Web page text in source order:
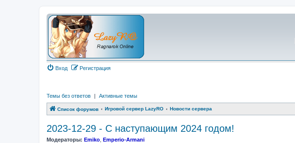
Вход Регистрация
Темы без ответов | Активные темы
Список форумов Игровой сервер LazyRO Новости сервера
2023-12-29 - С наступающим 2024 годом!
Модераторы: Emiko Emperio-Armani